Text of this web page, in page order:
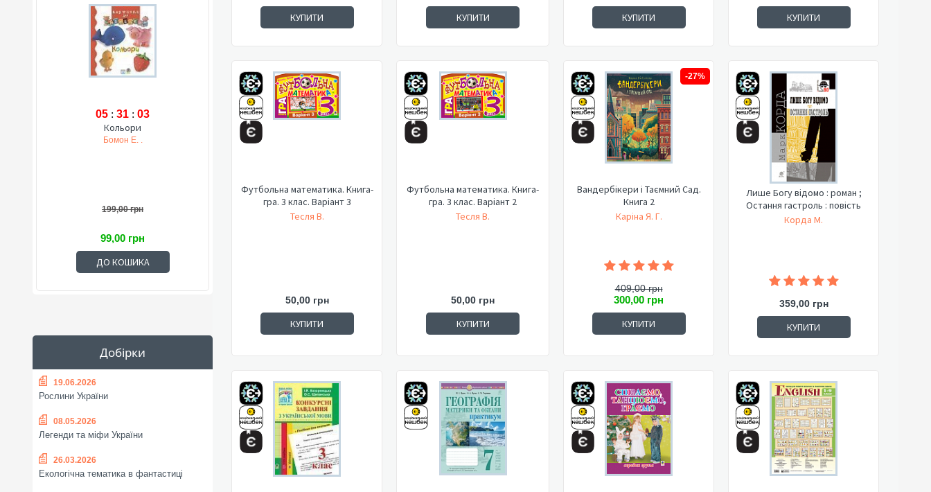
05 : 31 : 02
Кольори
Бомон Е. .
199,00 грн
99,00 грн
ДО КОШИКА
Добірки
19.06.2026
Рослини України
08.05.2026
Легенди та міфи України
26.03.2026
Екологічна тематика в фантастиці
КУПИТИ КУПИТИ КУПИТИ КУПИТИ
Футбольна математика. Книга-
гра. 3 клас. Варіант 3
Тесля В.
50,00 грн
КУПИТИ
Футбольна математика. Книга-
гра. 3 клас. Варіант 2
Тесля В.
50,00 грн
КУПИТИ
-27%
Вандербікери і Таємний Сад.
Книга 2
Каріна Я. Г.
409,00 грн
300,00 грн
КУПИТИ
Лише Богу відомо : роман ;
Остання гастроль : повість
Корда М.
359,00 грн
КУПИТИ